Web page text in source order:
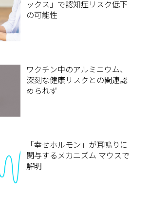
ックス」で認知症リスク低下
の可能性
ワクチン中のアルミニウム、
深刻な健康リスクとの関連認
められず
「幸せホルモン」が耳鳴りに
関与するメカニズム マウスで
解明